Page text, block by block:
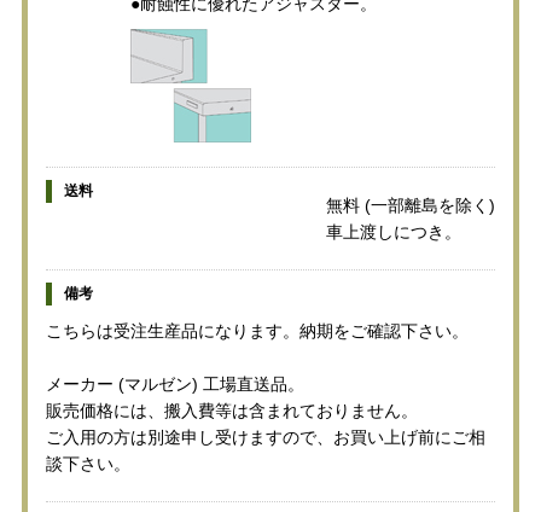
送料
無料 (一部離島を除く)
車上渡しにつき。
備考
こちらは受注生産品になります。納期をご確認下さい。
メーカー (マルゼン) 工場直送品。
販売価格には、搬入費等は含まれておりません。
ご入用の方は別途申し受けますので、お買い上げ前にご相
談下さい。